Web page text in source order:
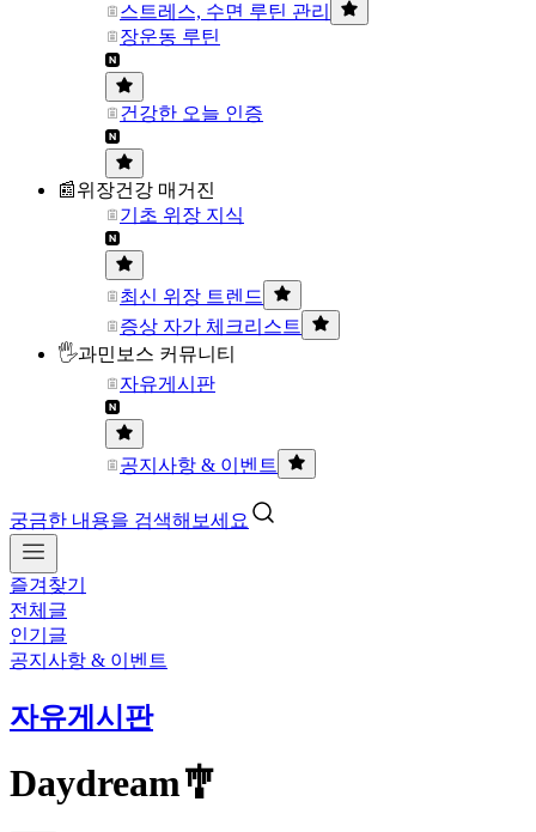
스트레스, 수면 루틴 관리
장운동 루틴
건강한 오늘 인증
📰위장건강 매거진
기초 위장 지식
최신 위장 트렌드
증상 자가 체크리스트
🖐과민보스 커뮤니티
자유게시판
공지사항 & 이벤트
궁금한 내용을 검색해보세요
즐겨찾기
전체글
인기글
공지사항 & 이벤트
자유게시판
Daydream🎐